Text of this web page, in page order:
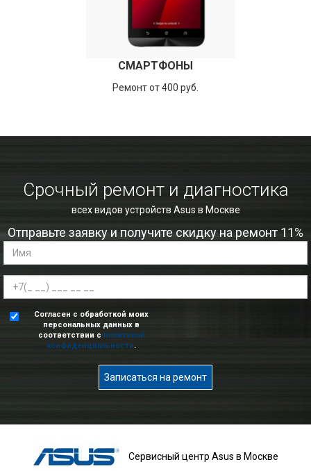
СМАРТФОНЫ
Ремонт от 400 руб.
Срочный ремонт и диагностика
всех видов устройств Asus в Москве
Отправьте заявку и получите скидку на ремонт 11%
Согласен с обработкой моих
персональных данных в
соответствии с политикой
конфиденциальности.
Записаться на ремонт
Сервисный центр Asus в Москве